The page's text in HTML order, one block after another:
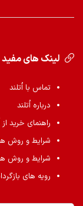
لینک های مفید
تماس با اُتلند
درباره اُتلند
راهنمای خرید از
شرایط و روش
شرایط و روش
رویه های